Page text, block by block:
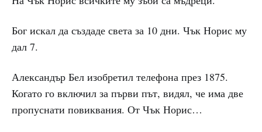
Бог искал да създаде света за 10 дни. Чък Норис му
дал 7.
Александър Бел изобретил телефона през 1875.
Когато го включил за първи път, видял, че има две
пропуснати повиквания. От Чък Норис…